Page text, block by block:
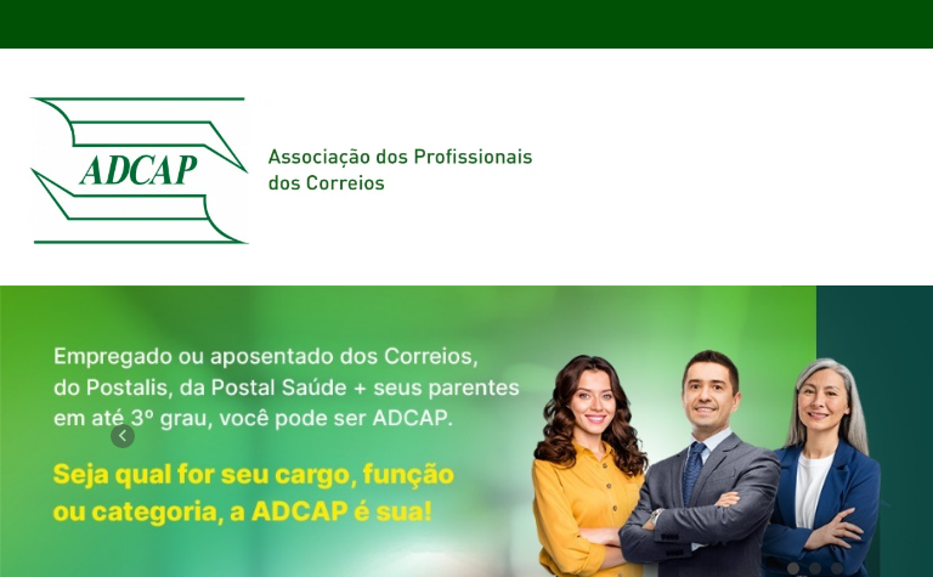
Previous